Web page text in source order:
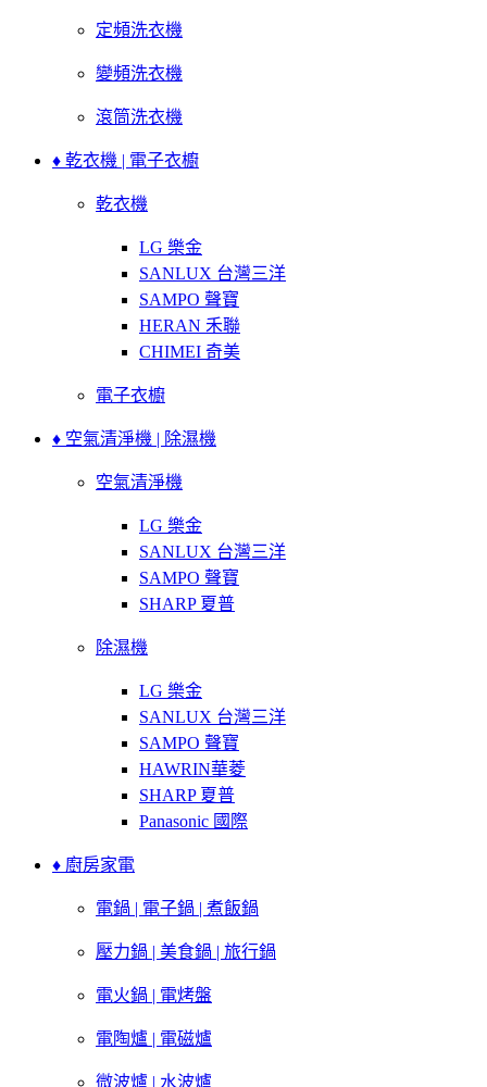
定頻洗衣機
變頻洗衣機
滾筒洗衣機
♦ 乾衣機 | 電子衣櫥
乾衣機
LG 樂金
SANLUX 台灣三洋
SAMPO 聲寶
HERAN 禾聯
CHIMEI 奇美
電子衣櫥
♦ 空氣清淨機 | 除濕機
空氣清淨機
LG 樂金
SANLUX 台灣三洋
SAMPO 聲寶
SHARP 夏普
除濕機
LG 樂金
SANLUX 台灣三洋
SAMPO 聲寶
HAWRIN華菱
SHARP 夏普
Panasonic 國際
♦ 廚房家電
電鍋 | 電子鍋 | 煮飯鍋
壓力鍋 | 美食鍋 | 旅行鍋
電火鍋 | 電烤盤
電陶爐 | 電磁爐
微波爐 | 水波爐